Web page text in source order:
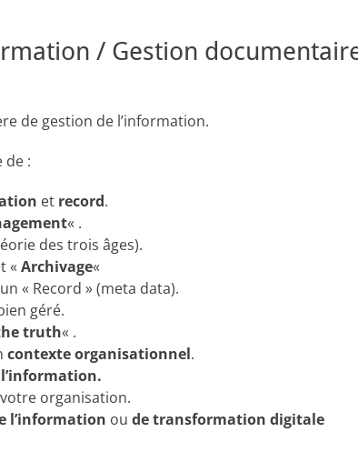
/ Gestion
de gestion de l’information.
de :
et record.
« .
des trois âges).
« Archivage«
« Record » (meta data).
géré.
truth« .
contexte organisationnel.
organisation.
l’information ou de transformation digitale